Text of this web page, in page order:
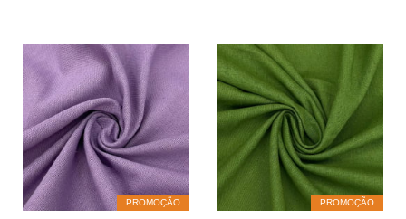
PROMOÇÃO PROMOÇÃO